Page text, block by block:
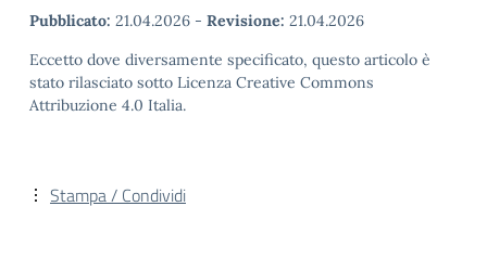
Pubblicato: 21.04.2026 - Revisione: 21.04.2026
Eccetto dove diversamente specificato, questo articolo è
stato rilasciato sotto Licenza Creative Commons
Attribuzione 4.0 Italia.
Stampa / Condividi